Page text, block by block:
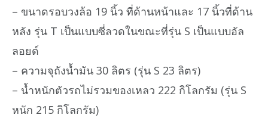
– ขนาดรอบวงล้อ 19 นิ้ว ที่ด้านหน้าและ 17 นิ้วที่ด้าน
หลัง รุ่น T เป็นแบบซี่ลวดในขณะที่รุ่น S เป็นแบบอัล
ลอยด์
– ความจุถังน้ำมัน 30 ลิตร (รุ่น S 23 ลิตร)
– น้ำหนักตัวรถไม่รวมของเหลว 222 กิโลกรัม (รุ่น S
หนัก 215 กิโลกรัม)